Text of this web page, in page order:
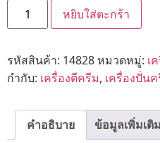
หยิบใส่ตะกร้า
รหัสสินค้า: 14828หมวดหมู่: เ
กำกับ: เครื่องตีครีม, เครื่องปั่น
คำอธิบาย ข้อมูลเพิ่มเติม